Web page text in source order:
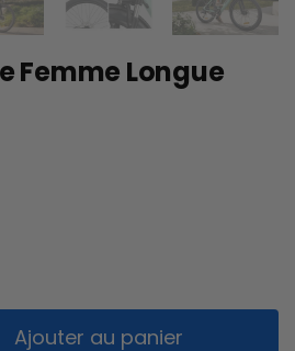
Femme Longue
Ajouter au panier